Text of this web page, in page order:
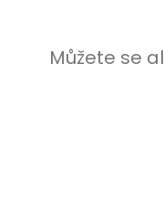
Můžete se